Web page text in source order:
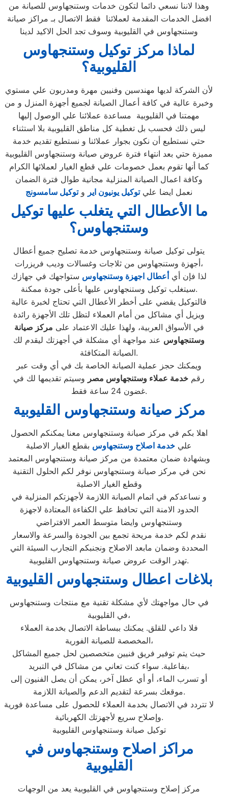
وهذا لاننا نسعي دائما لتكون خدمات وستنجهاوس للصيانة من
افضل الخدمات المقدمة لعملائنا فقط الاتصال بـ مراكز صيانة
وستنجهاوس في القليوبية وسوف تجد الحل الاكيد لدينا
لماذا مركز توكيل وستنجهاوس
القليوبية؟
لأن الشركة لديها مهندسين وفنيين مهرة ومدربون علي مستوي
وخبرة عالية في كافة أعمال الصيانة لجميع أجهزة المنزل و من
مهمتنا في القليوبية مساعدة عملائنا علي الوصول إليها
ليس ذلك فحسب بل تغطية كل مناطق القليوبية بلا استثناء
حتي نستطيع أن نكون بجوار عملائنا و نستطيع تقديم خدمة
مميزة حتي بعد انتهاء فترة عروض صيانة وستنجهاوس القليوبية
كما أنها تقوم بعمل خصومات علي قطع الغيار لعملائها الكرام
وكافة اعمال الصيانة المنزلية مجانية طوال فترة الضمان
نعمل ايضا عليتوكيل يونيون اير وتوكيل سامسونج
ما الأعطال التي يتغلب عليها توكيل
وستنجهاوس؟
يتولى توكيل صيانة وستنجهاوس خدمة تصليح جميع أعطال
أجهزة وستنجهاوس من ثلاجات وغسالات وديب فريزرات،
لذا فإن أي أعطال اجهزة وستنجهاوس ستواجهك في جهازك
سيتغلب توكيل وستنجهاوس عليها بأعلى جودة ممكنة.
فالتوكيل يقضي على أخطر الأعطال التي تحتاج لخبرة عالية
ويزيل أي مشاكل من أمام العملاء لتظل تلك الأجهزة رائدة
في الأسواق العربية، ولهذا عليك الاعتماد على مركز صيانة
وستنجهاوس عند مواجهة أي مشكلة في أجهزتك ليقدم لك
الصيانة المتكافئة.
ويمكنك حجز عملية الصيانة الخاصة بك في أي وقت عبر
رقم خدمة عملاء وستنجهاوس مصر وسيتم تقديمها لك في
غضون 24 ساعة فقط.
مركز صيانة وستنجهاوس القليوبية
اهلا بكم في مركز صيانة وستنجهاوس معنا يمكنكم الحصول
علي خدمة اصلاح وستنجهاوس بقطع الغيار الاصلية
وبشهادة ضمان معتمدة من مركز صيانة وستنجهاوس المعتمد
نحن في مركز صيانة وستنجهاوس نوفر لكم الحلول التقنية
وقطع الغيار الاصلية
و نساعدكم في اتمام الصيانة اللازمة لأجهزتكم المنزلية في
الحدود الامنة التي تحافظ علي الكفاءة المعتادة لاجهزة
وستنجهاوس وايضا متوسط العمر الافتراضي
نقدم لكم خدمة مريحة تجمع بين الجودة والسرعة والاسعار
المحددة وضمان مابعد الاصلاح ونجنبكم التجارب السيئة التي
تهدر الوقت عروض صيانة وستنجهاوس القليوبية.
بلاغات اعطال وستنجهاوس القليوبية
في حال مواجهتك لأي مشكلة تقنية مع منتجات وستنجهاوس
في القليوبية،
فلا داعي للقلق. يمكنك ببساطة الاتصال بخدمة العملاء
المخصصة للصيانة الفورية،
حيث يتم توفير فريق فنيين متخصصين لحل جميع المشاكل
بفاعلية. سواء كنت تعاني من مشاكل في التبريد،
أو تسرب الماء، أو أي عطل آخر، يمكن أن يصل الفنيون إلى
موقعك بسرعة لتقديم الدعم والصيانة اللازمة.
لا تتردد في الاتصال بخدمة العملاء للحصول على مساعدة فورية
وإصلاح سريع لأجهزتك الكهربائية.
توكيل صيانة وستنجهاوس القليوبية
مراكز اصلاح وستنجهاوس في
القليوبية
مركز إصلاح وستنجهاوس في القليوبية يعد من الوجهات